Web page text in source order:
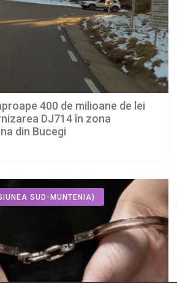
400 de milioane de lei
DJ714 în zona
din Bucegi
SUD-MUNTENIA)